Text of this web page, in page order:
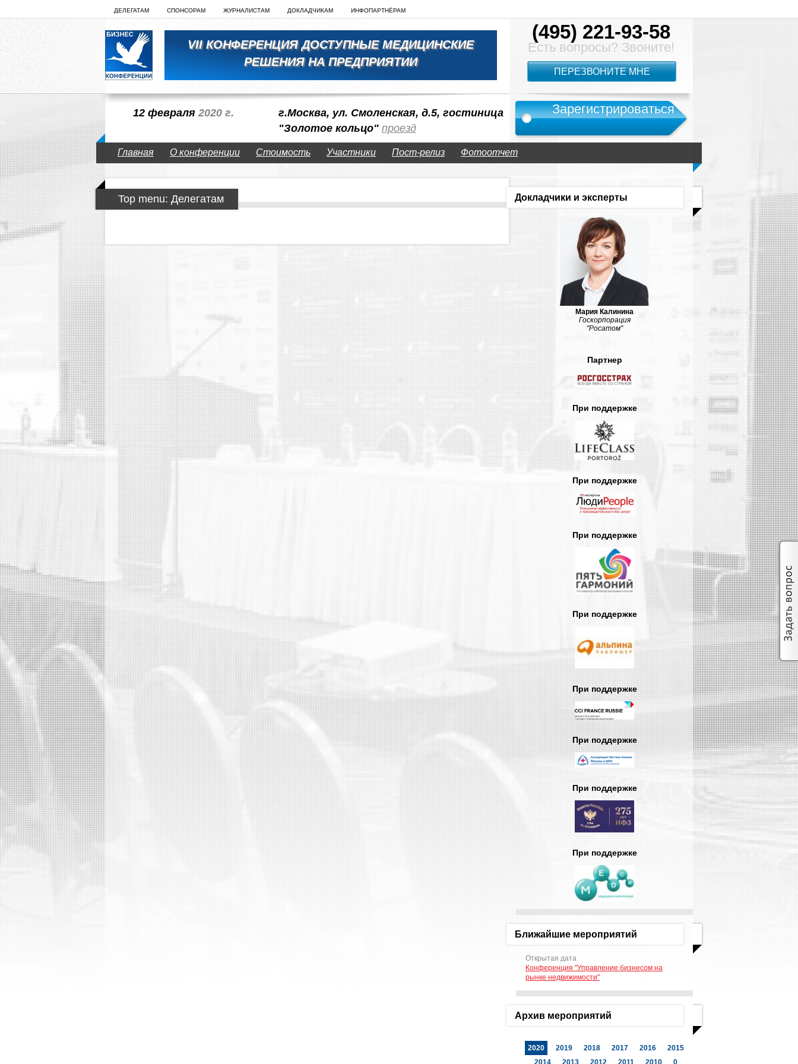
ДЕЛЕГАТАМ СПОНСОРАМ ЖУРНАЛИСТАМ ДОКЛАДЧИКАМ ИНФОПАРТНЁРАМ
VII КОНФЕРЕНЦИЯ ДОСТУПНЫЕ МЕДИЦИНСКИЕ
РЕШЕНИЯ НА ПРЕДПРИЯТИИ
12 февраля 2020 г.
г.Москва, ул. Смоленская, д.5, гостиница
"Золотое кольцо" проезд
(495) 221-93-58
Есть вопросы? Звоните!
Зарегистрироваться
ПЕРЕЗВОНИТЕ МНЕ
Главная О конференции Стоимость Участники Пост-релиз Фотоотчет
Top menu: Делегатам Докладчики и эксперты
Мария Калинина
Госкорпорация
"Росатом"
Партнер
При поддержке
При поддержке
При поддержке
При поддержке
При поддержке
При поддержке
При поддержке
При поддержке
Ближайшие мероприятий
Открытая дата
Конференция "Управление бизнесом на
рынке недвижимости"
Архив мероприятий
2020 2019 2018 2017 2016
2015
2014
2013 2012 2011 2010 0